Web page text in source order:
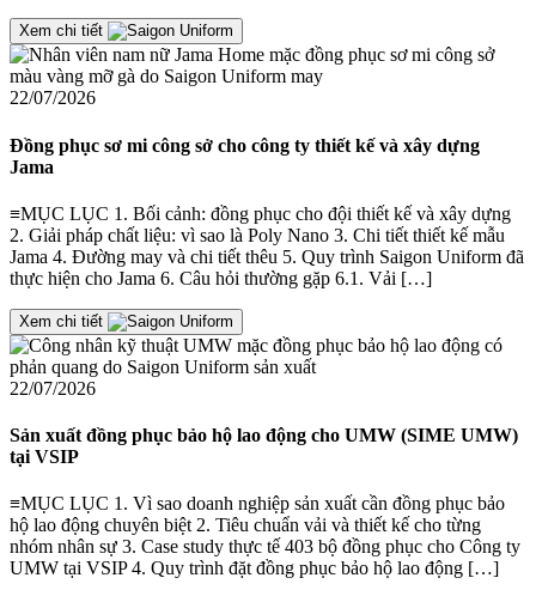
Xem chi tiết
22/07/2026
Đồng phục sơ mi công sở cho công ty thiết kế và xây dựng
Jama
≡MỤC LỤC 1. Bối cảnh: đồng phục cho đội thiết kế và xây dựng
2. Giải pháp chất liệu: vì sao là Poly Nano 3. Chi tiết thiết kế mẫu
Jama 4. Đường may và chi tiết thêu 5. Quy trình Saigon Uniform đã
thực hiện cho Jama 6. Câu hỏi thường gặp 6.1. Vải […]
Xem chi tiết
22/07/2026
Sản xuất đồng phục bảo hộ lao động cho UMW (SIME UMW)
tại VSIP
≡MỤC LỤC 1. Vì sao doanh nghiệp sản xuất cần đồng phục bảo
hộ lao động chuyên biệt 2. Tiêu chuẩn vải và thiết kế cho từng
nhóm nhân sự 3. Case study thực tế 403 bộ đồng phục cho Công ty
UMW tại VSIP 4. Quy trình đặt đồng phục bảo hộ lao động […]